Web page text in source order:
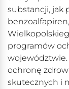
substancji, jak
programów
województwie.
ochronę
skutecznych i